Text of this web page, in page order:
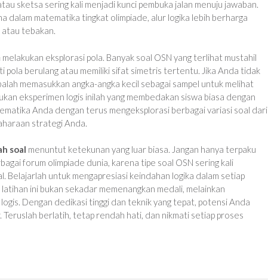
sketsa sering kali menjadi kunci pembuka jalan menuju jawaban.
dalam matematika tingkat olimpiade, alur logika lebih berharga
tebakan.
eksplorasi pola. Banyak soal OSN yang terlihat mustahil
pola berulang atau memiliki sifat simetris tertentu. Jika Anda tidak
memasukkan angka-angka kecil sebagai sampel untuk melihat
eksperimen logis inilah yang membedakan siswa biasa dengan
Anda dengan terus mengeksplorasi berbagai variasi soal dari
strategi Anda.
soal menuntut ketekunan yang luar biasa. Jangan hanya terpaku
forum olimpiade dunia, karena tipe soal OSN sering kali
Belajarlah untuk mengapresiasi keindahan logika dalam setiap
ini bukan sekadar memenangkan medali, melainkan
Dengan dedikasi tinggi dan teknik yang tepat, potensi Anda
berlatih, tetap rendah hati, dan nikmati setiap proses